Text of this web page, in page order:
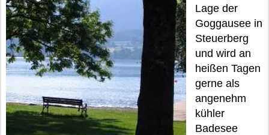
Lage der
Goggausee in
Steuerberg
und wird an
heißen Tagen
gerne als
angenehm
kühler
Badesee